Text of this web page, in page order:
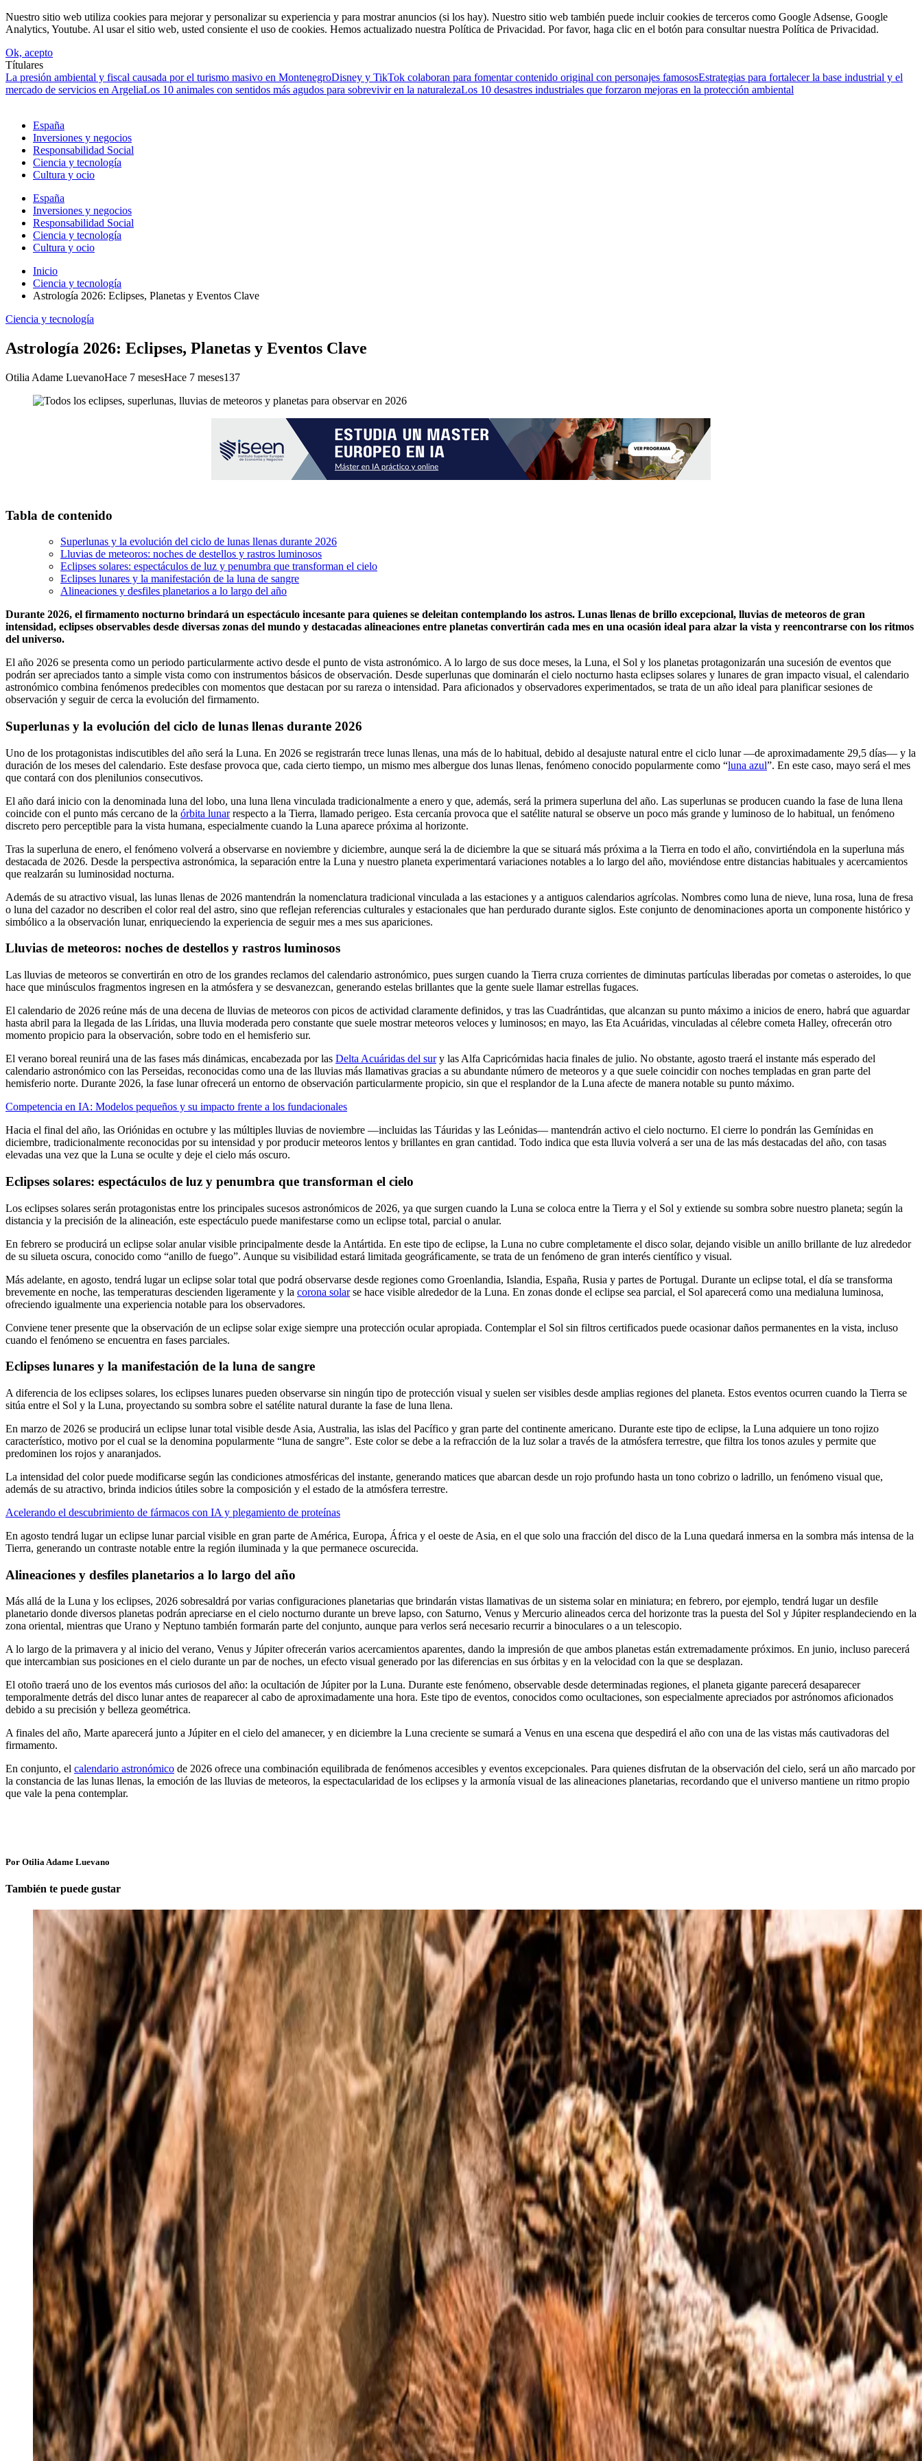
Nuestro sitio web utiliza cookies para mejorar y personalizar su experiencia y para mostrar anuncios (si los hay). Nuestro sitio web también puede incluir cookies de terceros como Google Adsense, Google
Analytics, Youtube. Al usar el sitio web, usted consiente el uso de cookies. Hemos actualizado nuestra Política de Privacidad. Por favor, haga clic en el botón para consultar nuestra Política de Privacidad.
Ok, acepto
Títulares
La presión ambiental y fiscal causada por el turismo masivo en MontenegroDisney y TikTok colaboran para fomentar contenido original con personajes famososEstrategias para fortalecer la base industrial y el
mercado de servicios en ArgeliaLos 10 animales con sentidos más agudos para sobrevivir en la naturalezaLos 10 desastres industriales que forzaron mejoras en la protección ambiental
España
Inversiones y negocios
Responsabilidad Social
Ciencia y tecnología
Cultura y ocio
España
Inversiones y negocios
Responsabilidad Social
Ciencia y tecnología
Cultura y ocio
Inicio
Ciencia y tecnología
Astrología 2026: Eclipses, Planetas y Eventos Clave
Ciencia y tecnología
Astrología 2026: Eclipses, Planetas y Eventos Clave
Otilia Adame LuevanoHace 7 mesesHace 7 meses137
Tabla de contenido
Superlunas y la evolución del ciclo de lunas llenas durante 2026
Lluvias de meteoros: noches de destellos y rastros luminosos
Eclipses solares: espectáculos de luz y penumbra que transforman el cielo
Eclipses lunares y la manifestación de la luna de sangre
Alineaciones y desfiles planetarios a lo largo del año
Durante 2026, el firmamento nocturno brindará un espectáculo incesante para quienes se deleitan contemplando los astros. Lunas llenas de brillo excepcional, lluvias de meteoros de gran
intensidad, eclipses observables desde diversas zonas del mundo y destacadas alineaciones entre planetas convertirán cada mes en una ocasión ideal para alzar la vista y reencontrarse con los ritmos
del universo.
El año 2026 se presenta como un periodo particularmente activo desde el punto de vista astronómico. A lo largo de sus doce meses, la Luna, el Sol y los planetas protagonizarán una sucesión de eventos que
podrán ser apreciados tanto a simple vista como con instrumentos básicos de observación. Desde superlunas que dominarán el cielo nocturno hasta eclipses solares y lunares de gran impacto visual, el calendario
astronómico combina fenómenos predecibles con momentos que destacan por su rareza o intensidad. Para aficionados y observadores experimentados, se trata de un año ideal para planificar sesiones de
observación y seguir de cerca la evolución del firmamento.
Superlunas y la evolución del ciclo de lunas llenas durante 2026
Uno de los protagonistas indiscutibles del año será la Luna. En 2026 se registrarán trece lunas llenas, una más de lo habitual, debido al desajuste natural entre el ciclo lunar —de aproximadamente 29,5 días— y la
duración de los meses del calendario. Este desfase provoca que, cada cierto tiempo, un mismo mes albergue dos lunas llenas, fenómeno conocido popularmente como “luna azul”. En este caso, mayo será el mes
que contará con dos plenilunios consecutivos.
El año dará inicio con la denominada luna del lobo, una luna llena vinculada tradicionalmente a enero y que, además, será la primera superluna del año. Las superlunas se producen cuando la fase de luna llena
coincide con el punto más cercano de la órbita lunarrespecto a la Tierra, llamado perigeo. Esta cercanía provoca que el satélite natural se observe un poco más grande y luminoso de lo habitual, un fenómeno
discreto pero perceptible para la vista humana, especialmente cuando la Luna aparece próxima al horizonte.
Tras la superluna de enero, el fenómeno volverá a observarse en noviembre y diciembre, aunque será la de diciembre la que se situará más próxima a la Tierra en todo el año, convirtiéndola en la superluna más
destacada de 2026. Desde la perspectiva astronómica, la separación entre la Luna y nuestro planeta experimentará variaciones notables a lo largo del año, moviéndose entre distancias habituales y acercamientos
que realzarán su luminosidad nocturna.
Además de su atractivo visual, las lunas llenas de 2026 mantendrán la nomenclatura tradicional vinculada a las estaciones y a antiguos calendarios agrícolas. Nombres como luna de nieve, luna rosa, luna de fresa
o luna del cazador no describen el color real del astro, sino que reflejan referencias culturales y estacionales que han perdurado durante siglos. Este conjunto de denominaciones aporta un componente histórico y
simbólico a la observación lunar, enriqueciendo la experiencia de seguir mes a mes sus apariciones.
Lluvias de meteoros: noches de destellos y rastros luminosos
Las lluvias de meteoros se convertirán en otro de los grandes reclamos del calendario astronómico, pues surgen cuando la Tierra cruza corrientes de diminutas partículas liberadas por cometas o asteroides, lo que
hace que minúsculos fragmentos ingresen en la atmósfera y se desvanezcan, generando estelas brillantes que la gente suele llamar estrellas fugaces.
El calendario de 2026 reúne más de una decena de lluvias de meteoros con picos de actividad claramente definidos, y tras las Cuadrántidas, que alcanzan su punto máximo a inicios de enero, habrá que aguardar
hasta abril para la llegada de las Líridas, una lluvia moderada pero constante que suele mostrar meteoros veloces y luminosos; en mayo, las Eta Acuáridas, vinculadas al célebre cometa Halley, ofrecerán otro
momento propicio para la observación, sobre todo en el hemisferio sur.
El verano boreal reunirá una de las fases más dinámicas, encabezada por las Delta Acuáridas del sury las Alfa Capricórnidas hacia finales de julio. No obstante, agosto traerá el instante más esperado del
calendario astronómico con las Perseidas, reconocidas como una de las lluvias más llamativas gracias a su abundante número de meteoros y a que suele coincidir con noches templadas en gran parte del
hemisferio norte. Durante 2026, la fase lunar ofrecerá un entorno de observación particularmente propicio, sin que el resplandor de la Luna afecte de manera notable su punto máximo.
Competencia en IA: Modelos pequeños y su impacto frente a los fundacionales
Hacia el final del año, las Oriónidas en octubre y las múltiples lluvias de noviembre —incluidas las Táuridas y las Leónidas— mantendrán activo el cielo nocturno. El cierre lo pondrán las Gemínidas en
diciembre, tradicionalmente reconocidas por su intensidad y por producir meteoros lentos y brillantes en gran cantidad. Todo indica que esta lluvia volverá a ser una de las más destacadas del año, con tasas
elevadas una vez que la Luna se oculte y deje el cielo más oscuro.
Eclipses solares: espectáculos de luz y penumbra que transforman el cielo
Los eclipses solares serán protagonistas entre los principales sucesos astronómicos de 2026, ya que surgen cuando la Luna se coloca entre la Tierra y el Sol y extiende su sombra sobre nuestro planeta; según la
distancia y la precisión de la alineación, este espectáculo puede manifestarse como un eclipse total, parcial o anular.
En febrero se producirá un eclipse solar anular visible principalmente desde la Antártida. En este tipo de eclipse, la Luna no cubre completamente el disco solar, dejando visible un anillo brillante de luz alrededor
de su silueta oscura, conocido como “anillo de fuego”. Aunque su visibilidad estará limitada geográficamente, se trata de un fenómeno de gran interés científico y visual.
Más adelante, en agosto, tendrá lugar un eclipse solar total que podrá observarse desde regiones como Groenlandia, Islandia, España, Rusia y partes de Portugal. Durante un eclipse total, el día se transforma
brevemente en noche, las temperaturas descienden ligeramente y la corona solarse hace visible alrededor de la Luna. En zonas donde el eclipse sea parcial, el Sol aparecerá como una medialuna luminosa,
ofreciendo igualmente una experiencia notable para los observadores.
Conviene tener presente que la observación de un eclipse solar exige siempre una protección ocular apropiada. Contemplar el Sol sin filtros certificados puede ocasionar daños permanentes en la vista, incluso
cuando el fenómeno se encuentra en fases parciales.
Eclipses lunares y la manifestación de la luna de sangre
A diferencia de los eclipses solares, los eclipses lunares pueden observarse sin ningún tipo de protección visual y suelen ser visibles desde amplias regiones del planeta. Estos eventos ocurren cuando la Tierra se
sitúa entre el Sol y la Luna, proyectando su sombra sobre el satélite natural durante la fase de luna llena.
En marzo de 2026 se producirá un eclipse lunar total visible desde Asia, Australia, las islas del Pacífico y gran parte del continente americano. Durante este tipo de eclipse, la Luna adquiere un tono rojizo
característico, motivo por el cual se la denomina popularmente “luna de sangre”. Este color se debe a la refracción de la luz solar a través de la atmósfera terrestre, que filtra los tonos azules y permite que
predominen los rojos y anaranjados.
La intensidad del color puede modificarse según las condiciones atmosféricas del instante, generando matices que abarcan desde un rojo profundo hasta un tono cobrizo o ladrillo, un fenómeno visual que,
además de su atractivo, brinda indicios útiles sobre la composición y el estado de la atmósfera terrestre.
Acelerando el descubrimiento de fármacos con IA y plegamiento de proteínas
En agosto tendrá lugar un eclipse lunar parcial visible en gran parte de América, Europa, África y el oeste de Asia, en el que solo una fracción del disco de la Luna quedará inmersa en la sombra más intensa de la
Tierra, generando un contraste notable entre la región iluminada y la que permanece oscurecida.
Alineaciones y desfiles planetarios a lo largo del año
Más allá de la Luna y los eclipses, 2026 sobresaldrá por varias configuraciones planetarias que brindarán vistas llamativas de un sistema solar en miniatura; en febrero, por ejemplo, tendrá lugar un desfile
planetario donde diversos planetas podrán apreciarse en el cielo nocturno durante un breve lapso, con Saturno, Venus y Mercurio alineados cerca del horizonte tras la puesta del Sol y Júpiter resplandeciendo en la
zona oriental, mientras que Urano y Neptuno también formarán parte del conjunto, aunque para verlos será necesario recurrir a binoculares o a un telescopio.
A lo largo de la primavera y al inicio del verano, Venus y Júpiter ofrecerán varios acercamientos aparentes, dando la impresión de que ambos planetas están extremadamente próximos. En junio, incluso parecerá
que intercambian sus posiciones en el cielo durante un par de noches, un efecto visual generado por las diferencias en sus órbitas y en la velocidad con la que se desplazan.
El otoño traerá uno de los eventos más curiosos del año: la ocultación de Júpiter por la Luna. Durante este fenómeno, observable desde determinadas regiones, el planeta gigante parecerá desaparecer
temporalmente detrás del disco lunar antes de reaparecer al cabo de aproximadamente una hora. Este tipo de eventos, conocidos como ocultaciones, son especialmente apreciados por astrónomos aficionados
debido a su precisión y belleza geométrica.
A finales del año, Marte aparecerá junto a Júpiter en el cielo del amanecer, y en diciembre la Luna creciente se sumará a Venus en una escena que despedirá el año con una de las vistas más cautivadoras del
firmamento.
En conjunto, el calendario astronómico de 2026 ofrece una combinación equilibrada de fenómenos accesibles y eventos excepcionales. Para quienes disfrutan de la observación del cielo, será un año marcado por
la constancia de las lunas llenas, la emoción de las lluvias de meteoros, la espectacularidad de los eclipses y la armonía visual de las alineaciones planetarias, recordando que el universo mantiene un ritmo propio
que vale la pena contemplar.
Por Otilia Adame Luevano
También te puede gustar